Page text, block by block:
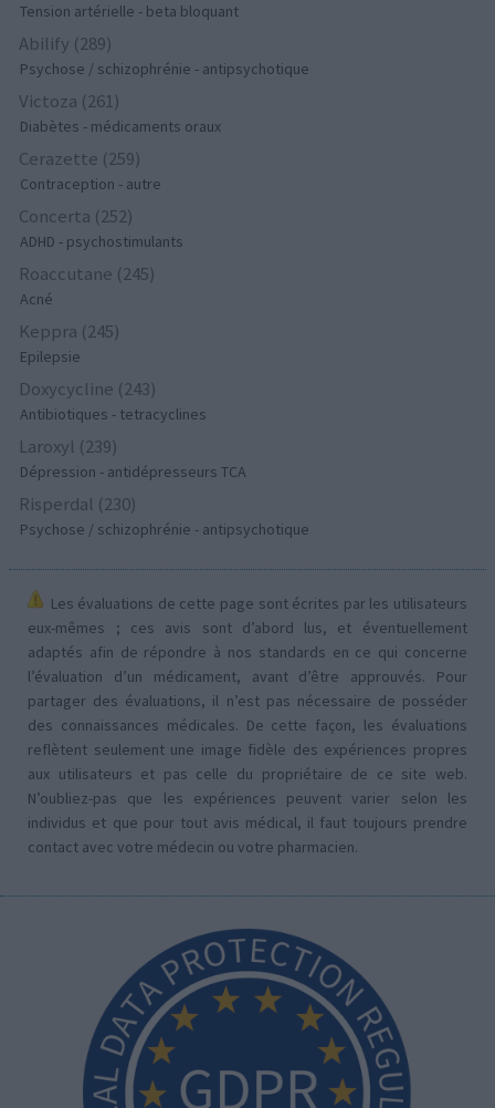
Tension artérielle - beta bloquant
Abilify (289)
Psychose / schizophrénie - antipsychotique
Victoza (261)
Diabètes - médicaments oraux
Cerazette (259)
Contraception - autre
Concerta (252)
ADHD - psychostimulants
Roaccutane (245)
Acné
Keppra (245)
Epilepsie
Doxycycline (243)
Antibiotiques - tetracyclines
Laroxyl (239)
Dépression - antidépresseurs TCA
Risperdal (230)
Psychose / schizophrénie - antipsychotique
Les évaluations de cette page sont écrites par les utilisateurs
eux-mêmes ; ces avis sont d’abord lus, et éventuellement
adaptés afin de répondre à nos standards en ce qui concerne
l’évaluation d’un médicament, avant d’être approuvés. Pour
partager des évaluations, il n’est pas nécessaire de posséder
des connaissances médicales. De cette façon, les évaluations
reflètent seulement une image fidèle des expériences propres
aux utilisateurs et pas celle du propriétaire de ce site web.
N’oubliez-pas que les expériences peuvent varier selon les
individus et que pour tout avis médical, il faut toujours prendre
contact avec votre médecin ou votre pharmacien.